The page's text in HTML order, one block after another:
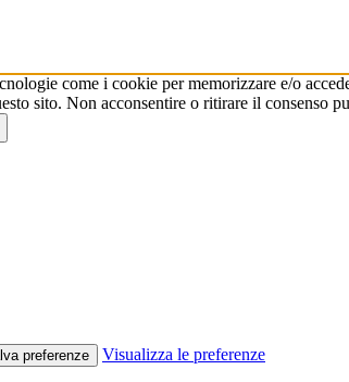
come i cookie per memorizzare e/o
sito. Non acconsentire o ritirare il consenso
preferenze Visualizza le preferenze